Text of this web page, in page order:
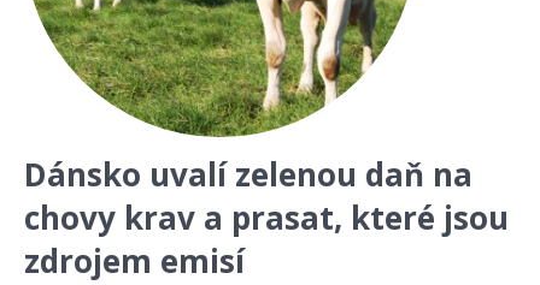
Dánsko uvalí zelenou daň na
chovy krav a prasat, které jsou
zdrojem emisí